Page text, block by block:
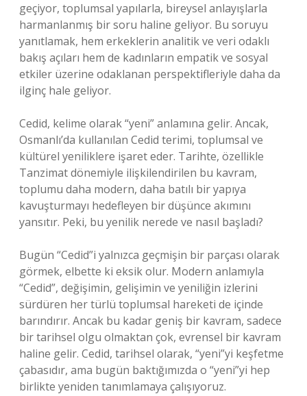
geçiyor, toplumsal yapılarla, bireysel anlayışlarla
harmanlanmış bir soru haline geliyor. Bu soruyu
yanıtlamak, hem erkeklerin analitik ve veri odaklı
bakış açıları hem de kadınların empatik ve sosyal
etkiler üzerine odaklanan perspektifleriyle daha da
ilginç hale geliyor.
Cedid, kelime olarak “yeni” anlamına gelir. Ancak,
Osmanlı’da kullanılan Cedid terimi, toplumsal ve
kültürel yeniliklere işaret eder. Tarihte, özellikle
Tanzimat dönemiyle ilişkilendirilen bu kavram,
toplumu daha modern, daha batılı bir yapıya
kavuşturmayı hedefleyen bir düşünce akımını
yansıtır. Peki, bu yenilik nerede ve nasıl başladı?
Bugün “Cedid”i yalnızca geçmişin bir parçası olarak
görmek, elbette ki eksik olur. Modern anlamıyla
“Cedid”, değişimin, gelişimin ve yeniliğin izlerini
sürdüren her türlü toplumsal hareketi de içinde
barındırır. Ancak bu kadar geniş bir kavram, sadece
bir tarihsel olgu olmaktan çok, evrensel bir kavram
haline gelir. Cedid, tarihsel olarak, “yeni”yi keşfetme
çabasıdır, ama bugün baktığımızda o “yeni”yi hep
birlikte yeniden tanımlamaya çalışıyoruz.